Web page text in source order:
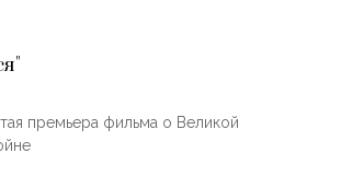
премьера фильма о Великой